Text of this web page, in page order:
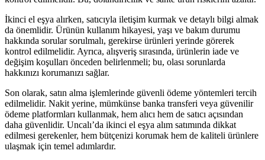
İkinci el eşya alırken, satıcıyla iletişim kurmak ve detaylı bilgi almak
da önemlidir. Ürünün kullanım hikayesi, yaşı ve bakım durumu
hakkında sorular sorulmalı, gerekirse ürünleri yerinde görerek
kontrol edilmelidir. Ayrıca, alışveriş sırasında, ürünlerin iade ve
değişim koşulları önceden belirlenmeli; bu, olası sorunlarda
hakkınızı korumanızı sağlar.
Son olarak, satın alma işlemlerinde güvenli ödeme yöntemleri tercih
edilmelidir. Nakit yerine, mümkünse banka transferi veya güvenilir
ödeme platformları kullanmak, hem alıcı hem de satıcı açısından
daha güvenlidir. Uncalı’da ikinci el eşya alım satımında dikkat
edilmesi gerekenler, hem bütçenizi korumak hem de kaliteli ürünlere
ulaşmak için temel adımlardır.